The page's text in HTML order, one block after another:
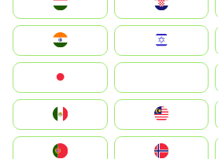
Hrvatska
Magyarország
Indonesia
South Korea
Nederland
Portugal